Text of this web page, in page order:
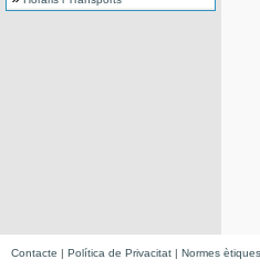
Contacte | Política de Privacitat | Normes